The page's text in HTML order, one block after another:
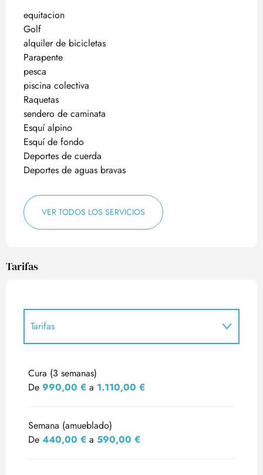
equitacion
Golf
alquiler de bicicletas
Parapente
pesca
piscina colectiva
Raquetas
sendero de caminata
Esquí alpino
Esquí de fondo
Deportes de cuerda
Deportes de aguas bravas
VER TODOS LOS SERVICIOS
Tarifas
Tarifas
Cura (3 semanas)
De 990,00 € a 1.110,00 €
Semana (amueblado)
De 440,00 € a 590,00 €